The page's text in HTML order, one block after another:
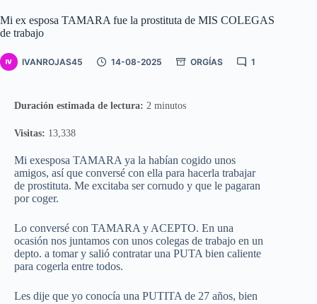
Mi ex esposa TAMARA fue la prostituta de MIS COLEGAS
de trabajo
IVANROJAS45 14-08-2025 ORGÍAS 1
Duración estimada de lectura: 2 minutos
Visitas: 13,338
Mi exesposa TAMARA ya la habían cogido unos
amigos, así que conversé con ella para hacerla trabajar
de prostituta. Me excitaba ser cornudo y que le pagaran
por coger.
Lo conversé con TAMARA y ACEPTO. En una
ocasión nos juntamos con unos colegas de trabajo en un
depto. a tomar y salió contratar una PUTA bien caliente
para cogerla entre todos.
Les dije que yo conocía una PUTITA de 27 años, bien